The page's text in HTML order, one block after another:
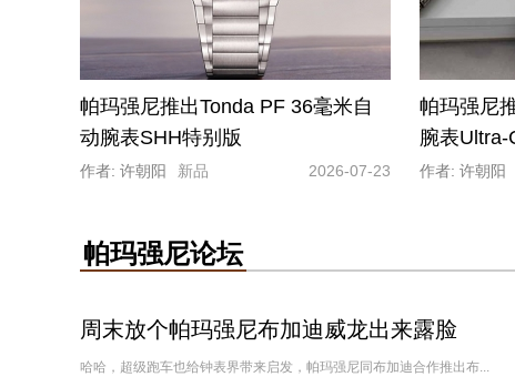
帕玛强尼推出Tonda PF 36毫米自
动腕表SHH特别版
作者: 许朝阳 新品 2026-07-23
帕玛强尼
腕表Ultra-
作者: 许朝阳
帕玛强尼论坛
周末放个帕玛强尼布加迪威龙出来露脸
哈哈，超级跑车也给钟表界带来启发，帕玛强尼同布加迪合作推出布...